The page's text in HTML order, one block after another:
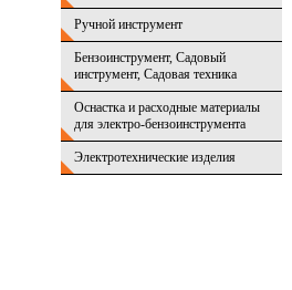
Ручной инструмент
Бензоинструмент, Садовый
инструмент, Садовая техника
Оснастка и расходные материалы
для электро-бензоинструмента
Электротехнические изделия